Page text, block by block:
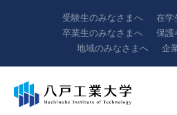
受験生のみなさまへ
在学
卒業生のみなさまへ
保護
地域のみなさまへ
企